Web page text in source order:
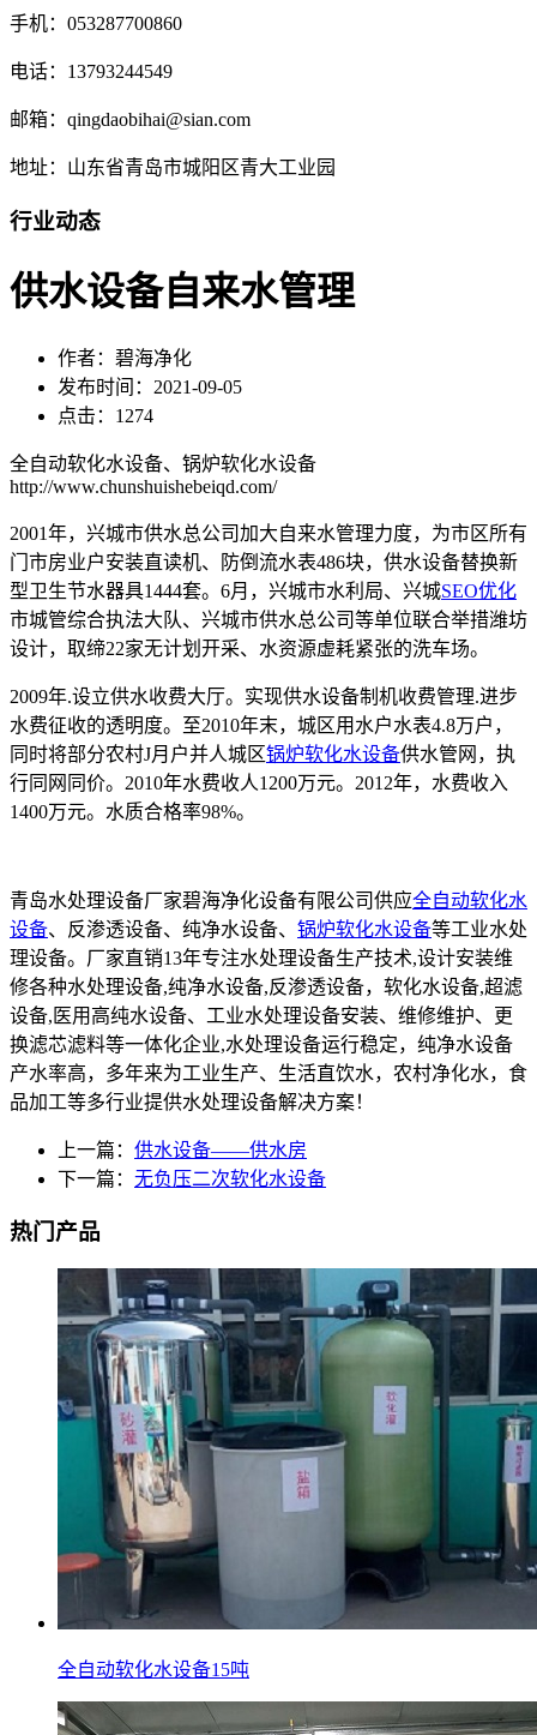
手机：053287700860
电话：13793244549
邮箱：qingdaobihai@sian.com
地址：山东省青岛市城阳区青大工业园
行业动态
供水设备自来水管理
作者：碧海净化
发布时间：2021-09-05
点击：1274
全自动软化水设备、锅炉软化水设备
http://www.chunshuishebeiqd.com/
2001年，兴城市供水总公司加大自来水管理力度，为市区所有
门市房业户安装直读机、防倒流水表486块，供水设备替换新
型卫生节水器具1444套。6月，兴城市水利局、兴城SEO优化
市城管综合执法大队、兴城市供水总公司等单位联合举措潍坊
设计，取缔22家无计划开采、水资源虚耗紧张的洗车场。
2009年.设立供水收费大厅。实现供水设备制机收费管理.进步
水费征收的透明度。至2010年末，城区用水户水表4.8万户，
同时将部分农村J月户并人城区锅炉软化水设备供水管网，执
行同网同价。2010年水费收人1200万元。2012年，水费收入
1400万元。水质合格率98%。
青岛水处理设备厂家碧海净化设备有限公司供应全自动软化水
设备、反渗透设备、纯净水设备、 锅炉软化水设备等工业水处
理设备。厂家直销13年专注水处理设备生产技术,设计安装维
修各种水处理设备,纯净水设备,反渗透设备，软化水设备,超滤
设备,医用高纯水设备、工业水处理设备安装、维修维护、更
换滤芯滤料等一体化企业,水处理设备运行稳定，纯净水设备
产水率高，多年来为工业生产、生活直饮水，农村净化水，食
品加工等多行业提供水处理设备解决方案！
上一篇： 供水设备——供水房
下一篇： 无负压二次软化水设备
热门产品
全自动软化水设备15吨